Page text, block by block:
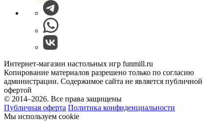
Интернет-магазин настольных игр funmill.ru
Копирование материалов разрешено только по согласию
администрации. Содержимое сайта не является публичной
офертой
© 2014–2026. Все права защищены
Публичная оферта Политика конфиденциальности
Мы используем cookie